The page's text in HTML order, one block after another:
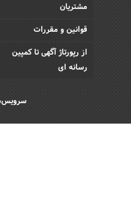
مشتریان
قوانین و مقررات
از رپورتاژ آگهی تا کمپین
رسانه ای